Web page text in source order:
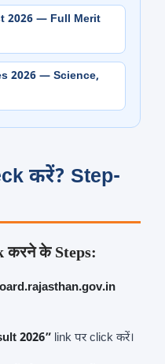
2026 — Full Merit
2026 — Science,
करें? Step-
करने के Steps:
2026” link पर click करें।